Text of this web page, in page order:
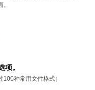
项。
种常用文件格式）